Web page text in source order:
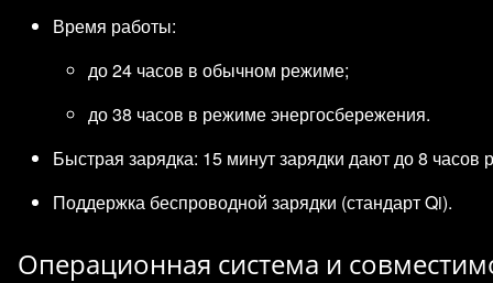
Время работы:
до 24 часов в обычном режиме;
до 38 часов в режиме энергосбережения.
Быстрая зарядка: 15 минут зарядки дают до 8 часов
Поддержка беспроводной зарядки (стандарт Qi).
Операционная система и